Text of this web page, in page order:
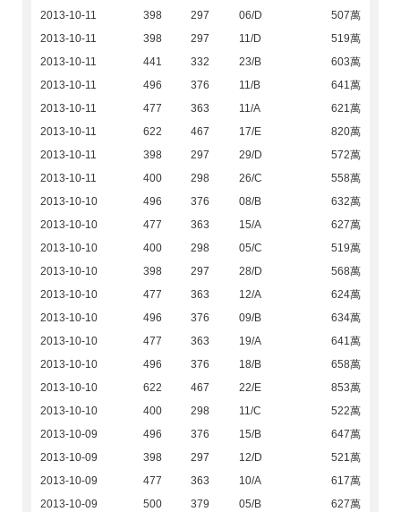
2013-10-11
398 297 06/D
507萬
2013-10-11
398 297 11/D
519萬
2013-10-11
441 332 23/B
603萬
2013-10-11
496 376 11/B
641萬
2013-10-11
477 363 11/A
621萬
2013-10-11
622 467 17/E
820萬
2013-10-11
398 297 29/D
572萬
2013-10-11
400 298 26/C
558萬
2013-10-10
496 376 08/B
632萬
2013-10-10
477 363 15/A
627萬
2013-10-10
400 298 05/C
519萬
2013-10-10
398 297 28/D
568萬
2013-10-10
477 363 12/A
624萬
2013-10-10
496 376 09/B
634萬
2013-10-10
477 363 19/A
641萬
2013-10-10
496 376 18/B
658萬
2013-10-10
622 467 22/E
853萬
2013-10-10
400 298 11/C
522萬
2013-10-09
496 376 15/B
647萬
2013-10-09
398 297 12/D
521萬
2013-10-09
477 363 10/A
617萬
2013-10-09
500 379 05/B
627萬